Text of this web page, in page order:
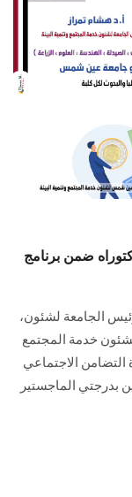
ضمن برنامج
الجامعة لشئون،
خدمة المجتمع
التضامن الاجتماعي
بحثية للباحثين بدرجتي الماجستير